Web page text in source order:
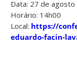
Data: 27 de
Horário: 14h00
Local: https://
eduardo-facin-